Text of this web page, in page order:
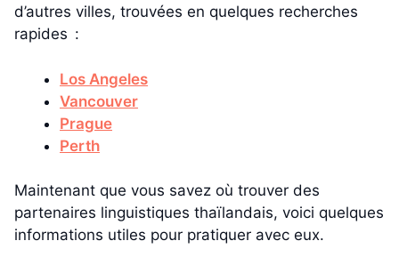
d’autres villes, trouvées en quelques recherches
rapides :
Los Angeles
Vancouver
Prague
Perth
Maintenant que vous savez où trouver des
partenaires linguistiques thaïlandais, voici quelques
informations utiles pour pratiquer avec eux.